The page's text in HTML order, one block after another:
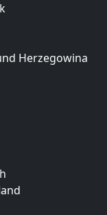
Herzegowina